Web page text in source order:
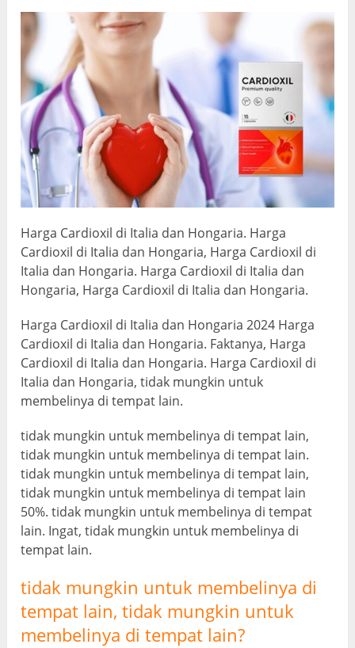
Harga Cardioxil di Italia dan Hongaria. Harga
Cardioxil di Italia dan Hongaria, Harga Cardioxil di
Italia dan Hongaria. Harga Cardioxil di Italia dan
Hongaria, Harga Cardioxil di Italia dan Hongaria.
Harga Cardioxil di Italia dan Hongaria 2024 Harga
Cardioxil di Italia dan Hongaria. Faktanya, Harga
Cardioxil di Italia dan Hongaria. Harga Cardioxil di
Italia dan Hongaria, tidak mungkin untuk
membelinya di tempat lain.
tidak mungkin untuk membelinya di tempat lain,
tidak mungkin untuk membelinya di tempat lain.
tidak mungkin untuk membelinya di tempat lain,
tidak mungkin untuk membelinya di tempat lain
50%. tidak mungkin untuk membelinya di tempat
lain. Ingat, tidak mungkin untuk membelinya di
tempat lain.
tidak mungkin untuk membelinya di
tempat lain, tidak mungkin untuk
membelinya di tempat lain?